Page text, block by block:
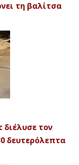
τη βαλίτσα
διέλυσε τον
δευτερόλεπτα